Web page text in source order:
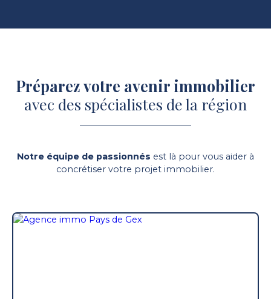
Préparez votre avenir immobilier
avec des spécialistes de la région
Notre équipe de passionnés est là pour vous aider à
concrétiser votre projet immobilier.